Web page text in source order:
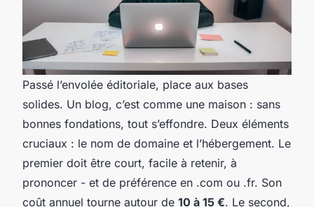
Passé l’envolée éditoriale, place aux bases
solides. Un blog, c’est comme une maison : sans
bonnes fondations, tout s’effondre. Deux éléments
cruciaux : le nom de domaine et l’hébergement. Le
premier doit être court, facile à retenir, à
prononcer - et de préférence en .com ou .fr. Son
coût annuel tourne autour de 10 à 15 €. Le second,